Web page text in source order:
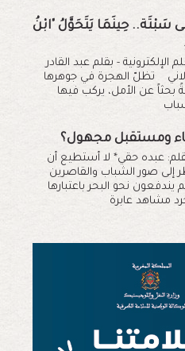
سَبْتَة.. حِينَمَا يَتَحَوَّلُ "ابْنُ
الإلكترونية - بقلم عبد القادر
تظلّ الهجرة في جوهرها
بحثاً عن الأمل، يركب فيها
ومستقبل مجهول؟
عبده حقي* لا أستطيع أن
إلى صور الشباب والقاصرين
يندفعون نحو البحر باعتبارها
مشاهد عابرة